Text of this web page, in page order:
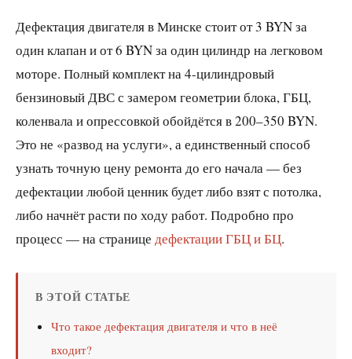
Дефектация двигателя в Минске стоит от 3 BYN за
один клапан и от 6 BYN за один цилиндр на легковом
моторе. Полный комплект на 4-цилиндровый
бензиновый ДВС с замером геометрии блока, ГБЦ,
коленвала и опрессовкой обойдётся в 200–350 BYN.
Это не «развод на услуги», а единственный способ
узнать точную цену ремонта до его начала — без
дефектации любой ценник будет либо взят с потолка,
либо начнёт расти по ходу работ. Подробно про
процесс — на странице дефектации ГБЦ и БЦ.
В ЭТОЙ СТАТЬЕ
Что такое дефектация двигателя и что в неё
входит?